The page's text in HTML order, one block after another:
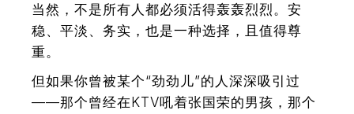
当然，不是所有人都必须活得轰轰烈烈。安
稳、平淡、务实，也是一种选择，且值得尊
重。
但如果你曾被某个“劲劲儿”的人深深吸引过
——那个曾经在KTV吼着张国荣的男孩，那个